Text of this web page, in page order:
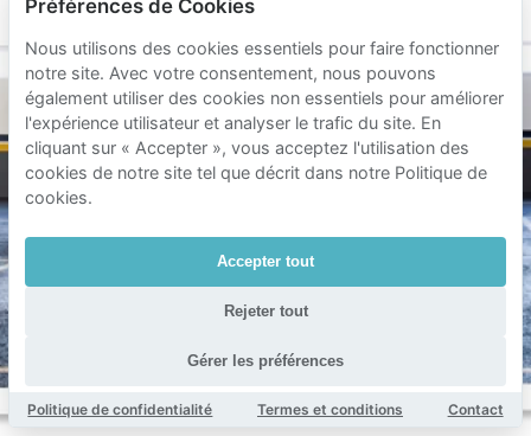
Préférences de Cookies
Nous utilisons des cookies essentiels pour faire fonctionner
notre site. Avec votre consentement, nous pouvons
également utiliser des cookies non essentiels pour améliorer
l'expérience utilisateur et analyser le trafic du site. En
cliquant sur « Accepter », vous acceptez l'utilisation des
cookies de notre site tel que décrit dans notre Politique de
cookies.
Accepter tout
Rejeter tout
Gérer les préférences
Politique de confidentialité Termes et conditions Contact